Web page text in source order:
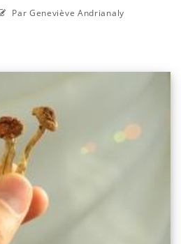
Par Geneviève Andrianaly